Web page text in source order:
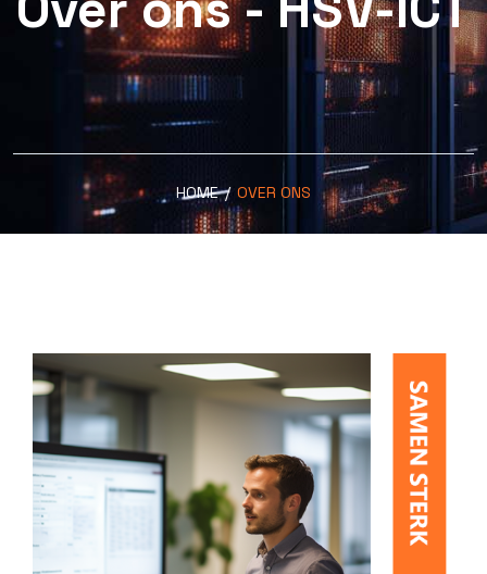
HOME / OVER ONS